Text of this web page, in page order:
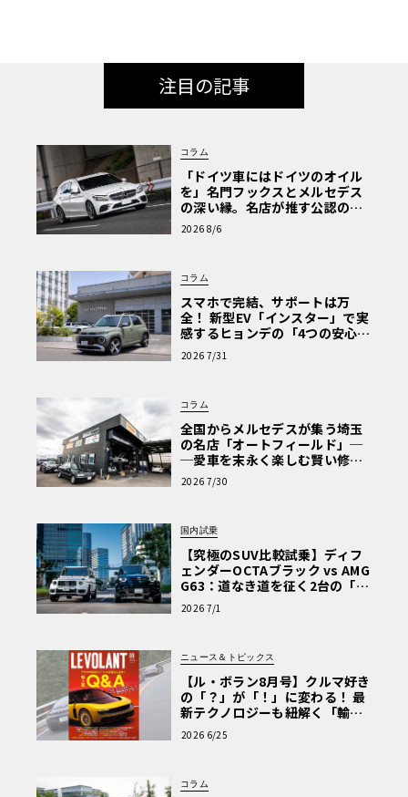
注目の記事
コラム
「ドイツ車にはドイツのオイル
を」名門フックスとメルセデス
の深い縁。名店が推す公認の安
心と、Cクラスで味わうシルキー
な走り〈PR〉
2026 8/6
コラム
スマホで完結、サポートは万
全！ 新型EV「インスター」で実
感するヒョンデの「4つの安心」
【第1回・ヒョンデ6つの疑問：
Why? Hyundai?】〈PR〉
2026 7/31
コラム
全国からメルセデスが集う埼玉
の名店「オートフィールド」─
─愛車を末永く楽しむ賢い修理
術と、プロがフックス製オイル
を選ぶ理由〈PR〉
2026 7/30
国内試乗
【究極のSUV比較試乗】ディフ
ェンダーOCTAブラック vs AMG
G63：道なき道を征く2台の「対
極的アプローチ」
2026 7/1
ニュース＆トピックス
【ル・ボラン8月号】クルマ好き
の「？」が「！」に変わる！ 最
新テクノロジーも紐解く「輸入
車Q&A」
2026 6/25
コラム